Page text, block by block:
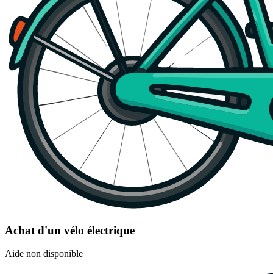
Achat d'un vélo électrique
Aide non disponible